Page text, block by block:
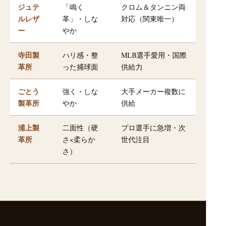
ジュテ
ルレザ
ー
「鳴く
革」・しな
やか
クロム＆タンニン両
対応（関東唯一）
寺田製
革所
ハリ感・整
った捕球面
MLB選手愛用・国際
供給力
ごとう
製革所
強く・しな
やか
大手メーカー複数に
供給
浦上製
革所
二面性（硬
さ×柔らか
さ）
プロ選手に急増・次
世代注目